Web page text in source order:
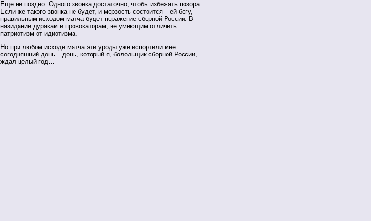
Еще не поздно. Одного звонка достаточно, чтобы избежать позора.
Если же такого звонка не будет, и мерзость состоится – ей-богу,
правильным исходом матча будет поражение сборной России. В
назидание дуракам и провокаторам, не умеющим отличить
патриотизм от идиотизма.
Но при любом исходе матча эти уроды уже испортили мне
сегодняшний день – день, который я, болельщик сборной России,
ждал целый год…